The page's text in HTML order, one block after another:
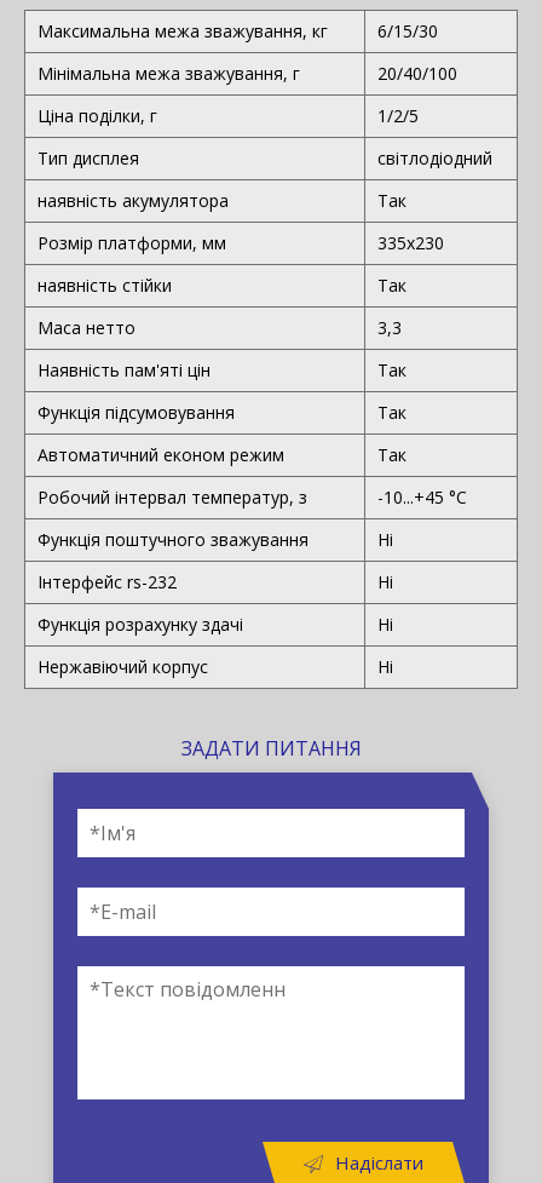
Максимальна межа зважування, кг
6/15/30
Мінімальна межа зважування, г
20/40/100
Ціна поділки, г
1/2/5
Тип дисплея
світлодіодний
наявність акумулятора
Так
Розмір платформи, мм
335х230
наявність стійки
Так
Маса нетто
3,3
Наявність пам'яті цін
Так
Функція підсумовування
Так
Автоматичний економ режим
Так
Робочий інтервал температур, з
-10...+45 °С
Функція поштучного зважування
Ні
Інтерфейс rs-232
Ні
Функція розрахунку здачі
Ні
Нержавіючий корпус
Ні
ЗАДАТИ ПИТАННЯ
Надіслати